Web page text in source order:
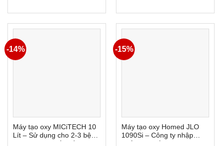
18.000.000₫.là:
10.300.000₫.
là:
-14%
Máy tạo oxy MICiTECH 10
Lít – Sử dụng cho 2-3 bệnh
-15%
Máy tạo oxy Homed JLO
1090Si – Công ty nhập